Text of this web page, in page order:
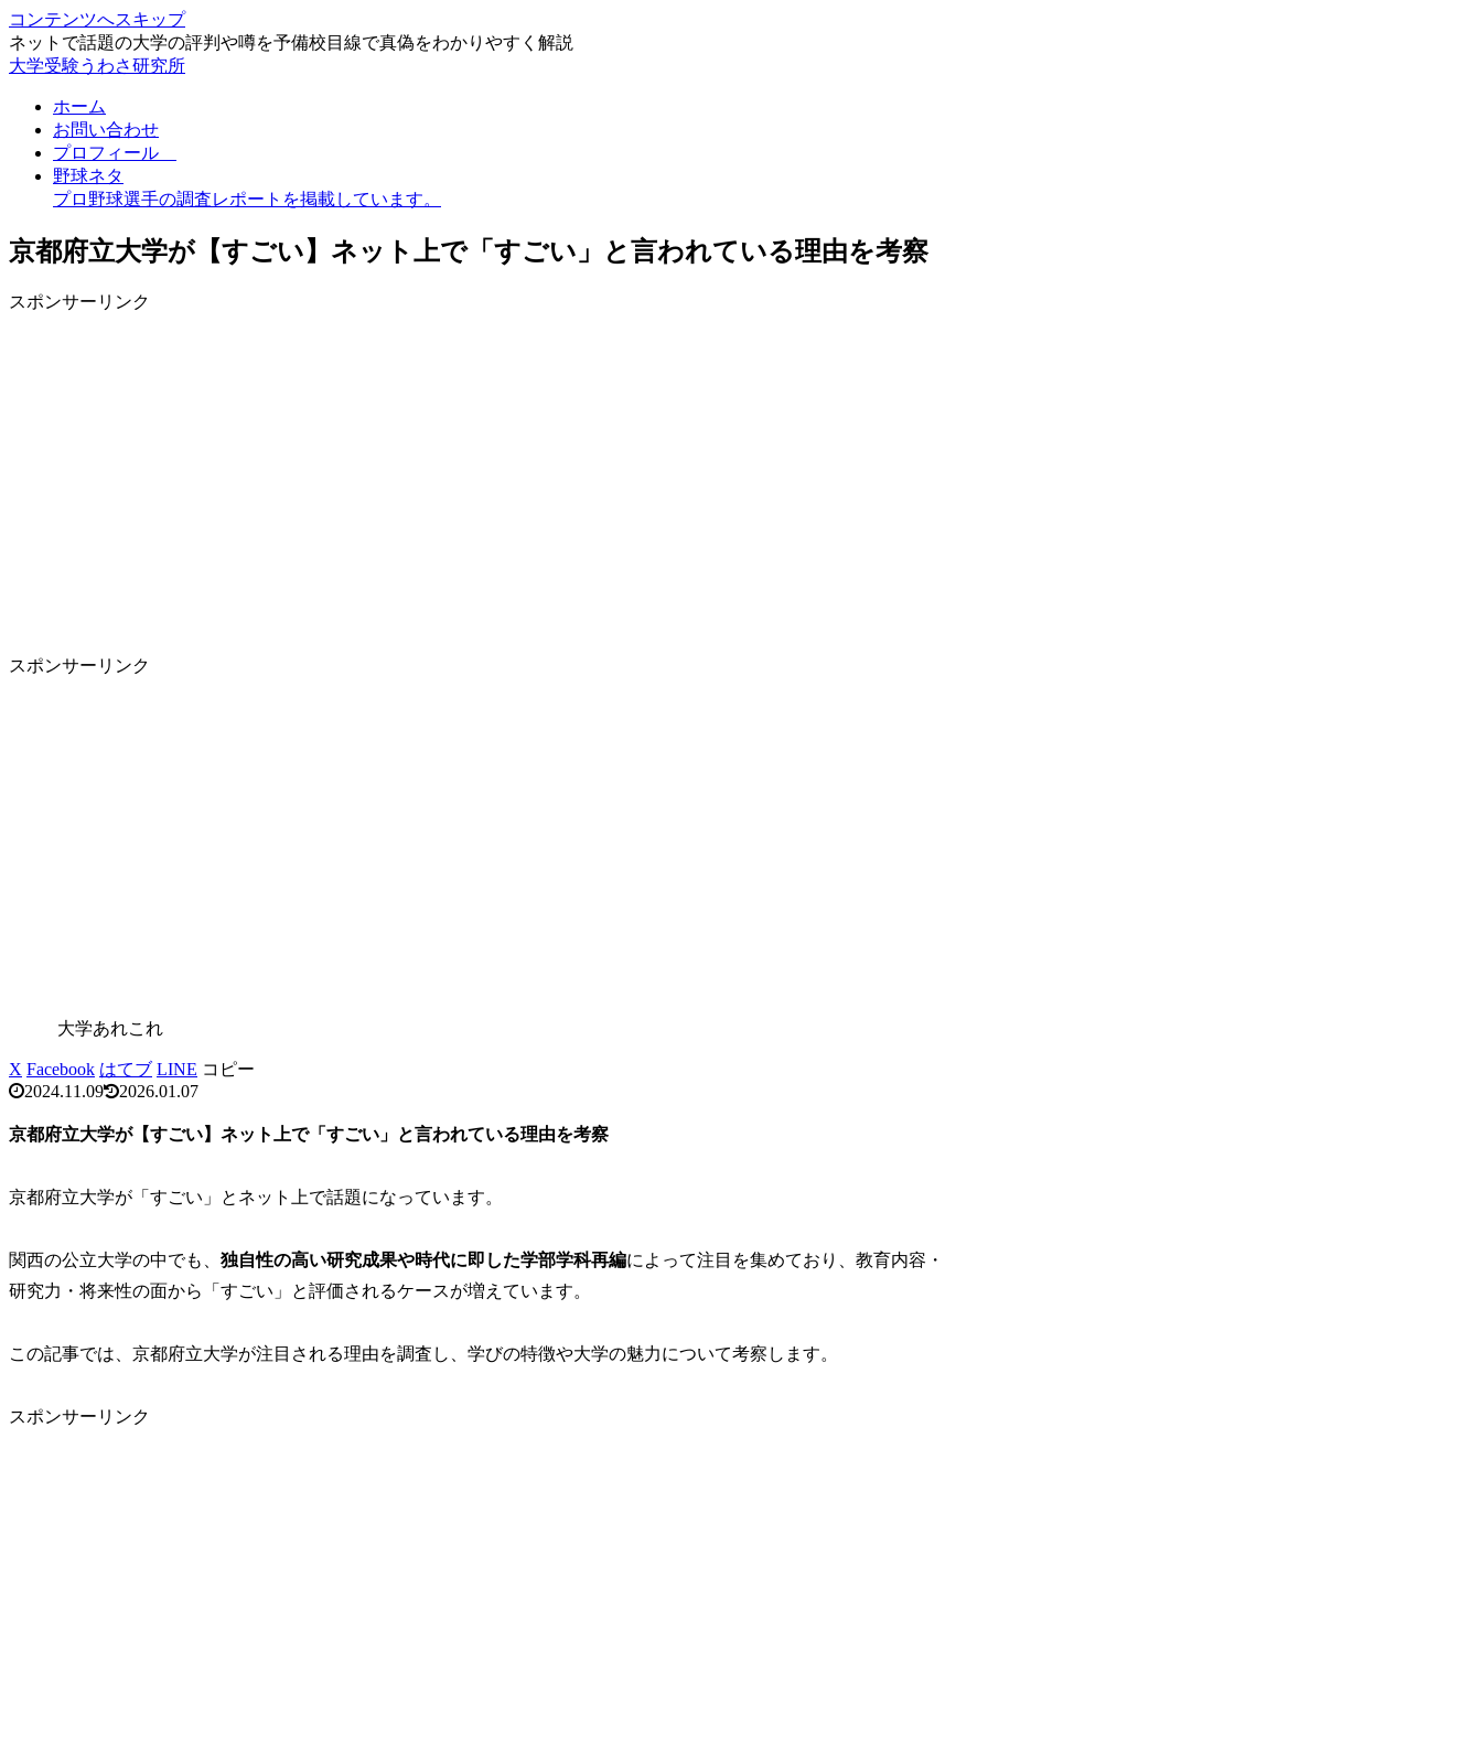
コンテンツへスキップ
ネットで話題の大学の評判や噂を予備校目線で真偽をわかりやすく解説
大学受験うわさ研究所
ホーム
お問い合わせ
プロフィール
野球ネタ
プロ野球選手の調査レポートを掲載しています。
京都府立大学が【すごい】ネット上で「すごい」と言われている理由を考察
スポンサーリンク
スポンサーリンク
大学あれこれ
X Facebook はてブ LINE コピー
2024.11.09
2026.01.07
京都府立大学が【すごい】ネット上で「すごい」と言われている理由を考察
京都府立大学が「すごい」とネット上で話題になっています。
関西の公立大学の中でも、 独自性の高い研究成果や時代に即した学部学科再編によって注目を集めており、教育内容・
研究力・将来性の面から「すごい」と評価されるケースが増えています。
この記事では、京都府立大学が注目される理由を調査し、学びの特徴や大学の魅力について考察します。
スポンサーリンク